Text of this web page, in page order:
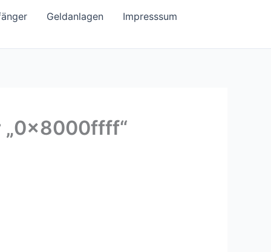
Geldanlagen Impresssum
„0x8000ffff“